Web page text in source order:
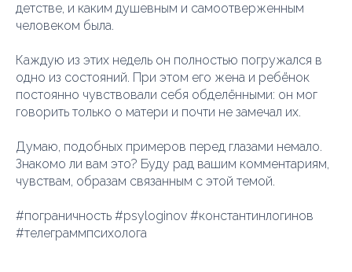
детстве, и каким душевным и самоотверженным
человеком была.
Каждую из этих недель он полностью погружался в
одно из состояний. При этом его жена и ребёнок
постоянно чувствовали себя обделёнными: он мог
говорить только о матери и почти не замечал их.
Думаю, подобных примеров перед глазами немало.
Знакомо ли вам это? Буду рад вашим комментариям,
чувствам, образам связанным с этой темой.
#пограничность #psyloginov #константинлогинов
#телеграммпсихолога